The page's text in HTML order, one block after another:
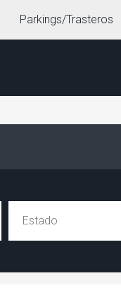
Parkings/Trasteros